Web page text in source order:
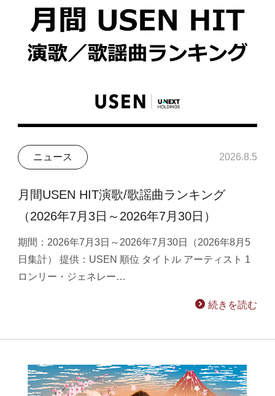
ニュース 2026.8.5
月間USEN HIT演歌/歌謡曲ランキング
（2026年7月3日～2026年7月30日）
期間：2026年7月3日～2026年7月30日（2026年8月5
日集計） 提供：USEN 順位 タイトル アーティスト 1
ロンリー・ジェネレー…
続きを読む